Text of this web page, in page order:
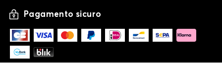
Pagamento sicuro